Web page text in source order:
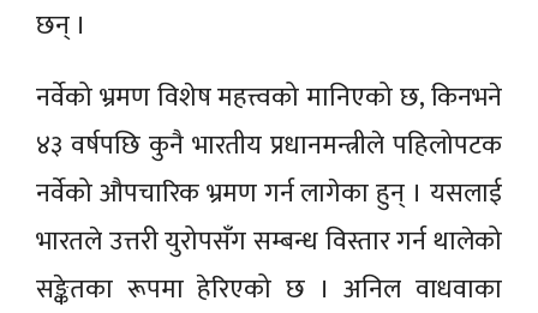
छन् ।
नर्वेको भ्रमण विशेष महत्त्वको मानिएको छ, किनभने
४३ वर्षपछि कुनै भारतीय प्रधानमन्त्रीले पहिलोपटक
नर्वेको औपचारिक भ्रमण गर्न लागेका हुन् । यसलाई
भारतले उत्तरी युरोपसँग सम्बन्ध विस्तार गर्न थालेको
सङ्केतका रूपमा हेरिएको छ । अनिल वाधवाका